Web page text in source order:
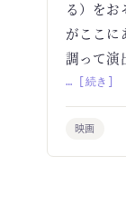
る）をお
がここに
調って演
… [続き]
映画